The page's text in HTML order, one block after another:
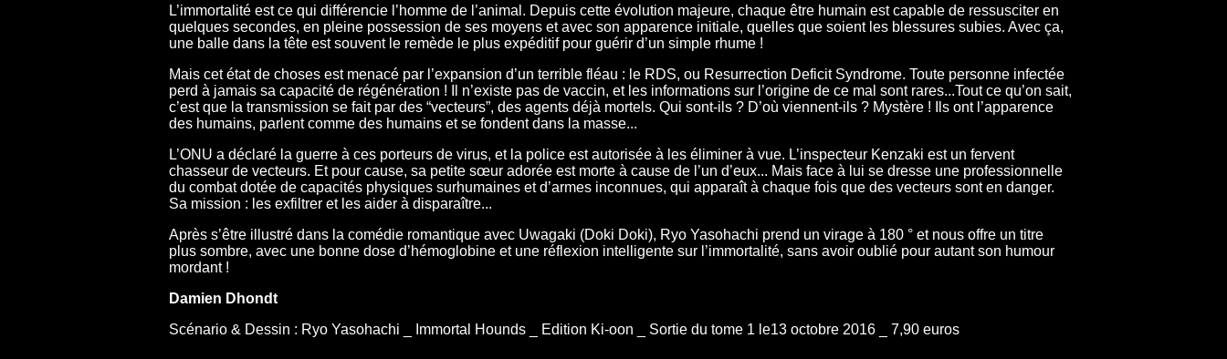
L’immortalité est ce qui différencie l’homme de l’animal. Depuis cette évolution majeure, chaque être humain est capable de ressusciter en
quelques secondes, en pleine possession de ses moyens et avec son apparence initiale, quelles que soient les blessures subies. Avec ça,
une balle dans la tête est souvent le remède le plus expéditif pour guérir d’un simple rhume !
Mais cet état de choses est menacé par l’expansion d’un terrible fléau : le RDS, ou Resurrection Deficit Syndrome. Toute personne infectée
perd à jamais sa capacité de régénération ! Il n’existe pas de vaccin, et les informations sur l’origine de ce mal sont rares...Tout ce qu’on sait,
c’est que la transmission se fait par des “vecteurs”, des agents déjà mortels. Qui sont-ils ? D’où viennent-ils ? Mystère ! Ils ont l’apparence
des humains, parlent comme des humains et se fondent dans la masse...
L’ONU a déclaré la guerre à ces porteurs de virus, et la police est autorisée à les éliminer à vue. L’inspecteur Kenzaki est un fervent
chasseur de vecteurs. Et pour cause, sa petite sœur adorée est morte à cause de l’un d’eux... Mais face à lui se dresse une professionnelle
du combat dotée de capacités physiques surhumaines et d’armes inconnues, qui apparaît à chaque fois que des vecteurs sont en danger.
Sa mission : les exfiltrer et les aider à disparaître...
Après s’être illustré dans la comédie romantique avec Uwagaki (Doki Doki), Ryo Yasohachi prend un virage à 180 ° et nous offre un titre
plus sombre, avec une bonne dose d’hémoglobine et une réflexion intelligente sur l’immortalité, sans avoir oublié pour autant son humour
mordant !
Damien Dhondt
Scénario & Dessin : Ryo Yasohachi _ Immortal Hounds _ Edition Ki-oon _ Sortie du tome 1 le13 octobre 2016 _ 7,90 euros